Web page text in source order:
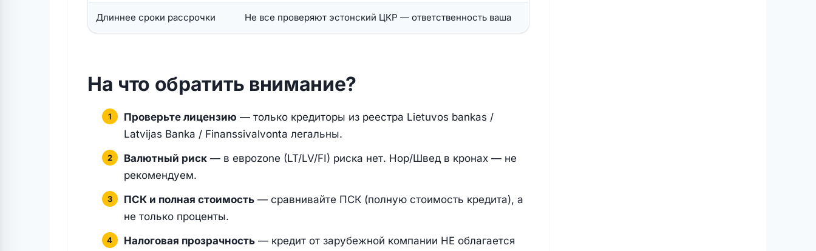
Длиннее сроки рассрочки Не все проверяют эстонский ЦКР — ответственность ваша
На что обратить внимание?
Проверьте лицензию — только кредиторы из реестра Lietuvos bankas /
Latvijas Banka / Finanssivalvonta легальны.
Валютный риск— в евроzone (LT/LV/FI) риска нет. Нор/Швед в кронах — не
рекомендуем.
ПСК и полная стоимость— сравнивайте ПСК (полную стоимость кредита), а
не только проценты.
Налоговая прозрачность— кредит от зарубежной компании НЕ облагается